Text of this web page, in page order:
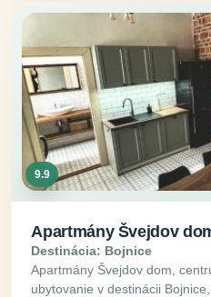
9.9
Apartmány Švejdov
Destinácia: Bojnice
Apartmány Švejdov dom,
ubytovanie v destinácii